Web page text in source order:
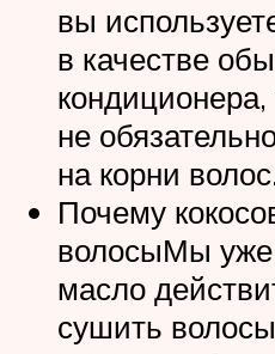
вы
в качестве
кондиционера,
не
на корни
Почему
волосыМы уже
масло
сушить